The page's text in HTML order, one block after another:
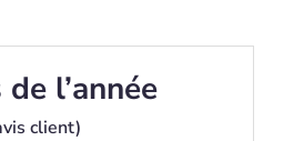
l’année
client)